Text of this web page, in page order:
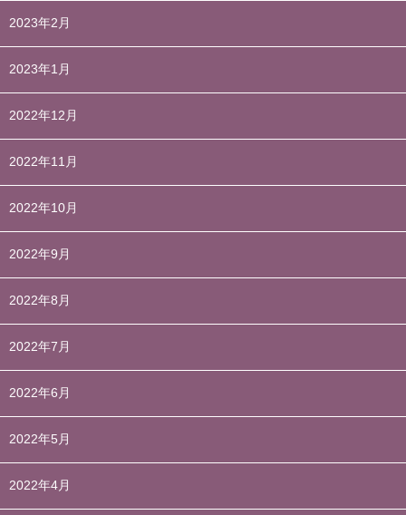
2023年2月
2023年1月
2022年12月
2022年11月
2022年10月
2022年9月
2022年8月
2022年7月
2022年6月
2022年5月
2022年4月